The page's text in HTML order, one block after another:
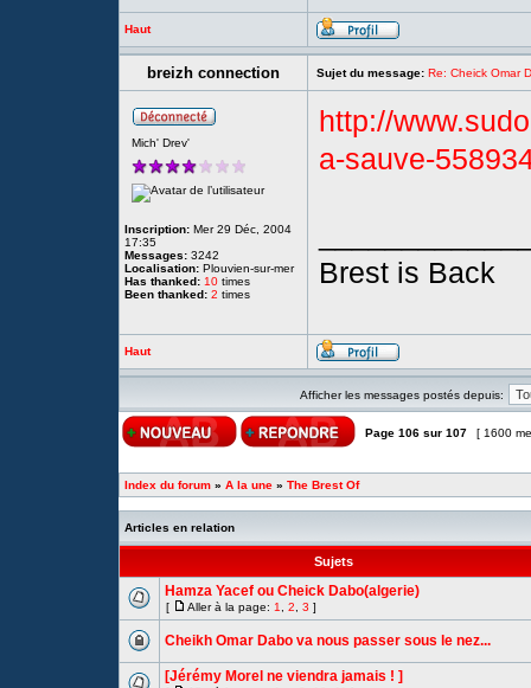
Haut
breizh connection Sujet du message: Re: Cheick Omar
Mich' Drev'
Inscription: Mer 29 Déc, 2004
17:35
Messages: 3242
Localisation: Plouvien-sur-mer
Has thanked: 10 times
Been thanked: 2 times
http://
a-sauve-
Brest is Back
Haut
Afficher les messages postés depuis:
Page 106 sur 107 [ 1600
Index du forum » A la une » The Brest Of
Articles en relation
Sujets
Hamza Yacef ou Cheick Dabo(algerie)
[ Aller à la page: 1 2 3 ]
Cheikh Omar Dabo va nous passer sous le nez...
[Jérémy Morel ne viendra jamais ! ]